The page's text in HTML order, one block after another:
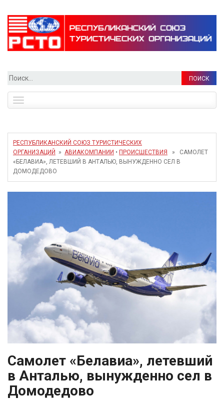
Найти:
navigation
РЕСПУБЛИКАНСКИЙ СОЮЗ ТУРИСТИЧЕСКИХ
ОРГАНИЗАЦИЙ
» АВИАКОМПАНИИ • ПРОИСШЕСТВИЯ
» САМОЛЕТ
«БЕЛАВИА», ЛЕТЕВШИЙ В АНТАЛЬЮ, ВЫНУЖДЕННО СЕЛ В
ДОМОДЕДОВО
Самолет «Белавиа», летевший
в Анталью, вынужденно сел в
Домодедово